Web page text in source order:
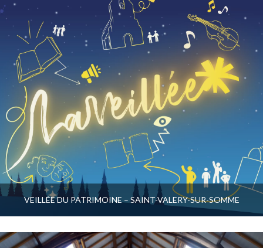
VEILLÉE DU PATRIMOINE – SAINT-VALERY-SUR-SOMME